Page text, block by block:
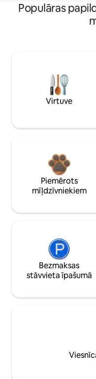
Populāras
Virtuve
Piemērots
mīļdzīvniekiem
Bezmaksas
stāvvieta īpašumā